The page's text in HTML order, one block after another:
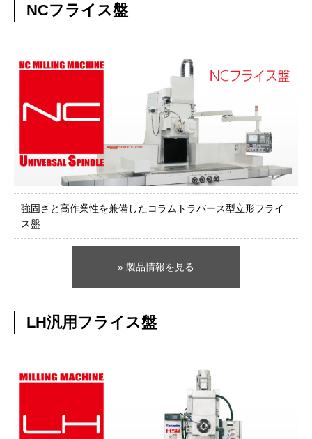
NCフライス盤
強固さと高作業性を兼備したコラムトラバース型立形フライ
ス盤
» 製品情報を見る
LH汎用フライス盤